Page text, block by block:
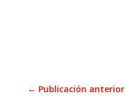
← Publicación anterior